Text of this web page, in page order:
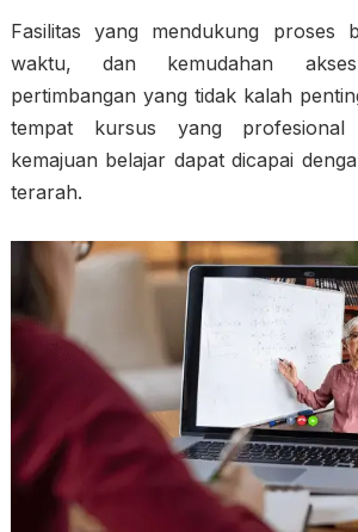
Fasilitas yang mendukung proses
waktu, dan kemudahan
pertimbangan yang tidak kalah
tempat kursus yang
kemajuan belajar dapat dicapai
terarah.